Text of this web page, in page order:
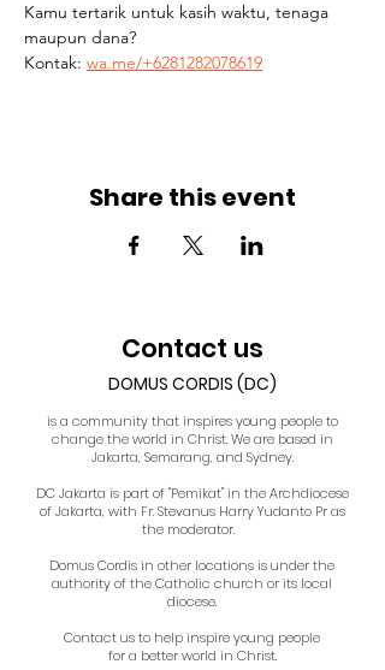
Kamu tertarik untuk kasih waktu, tenaga
maupun dana?
Kontak: wa.me/+6281282078619
Share this event
Contact us
DOMUS CORDIS (DC)
is a community that inspires young people to
change the world in Christ. We are based in
Jakarta, Semarang, and Sydney.
DC Jakarta is part of "Pemikat" in the Archdiocese
of Jakarta, with Fr. Stevanus Harry Yudanto Pr as
the moderator.
Domus Cordis in other locations is under the
authority of the Catholic church or its local
diocese.
Contact us to help inspire young people
for a better world in Christ.